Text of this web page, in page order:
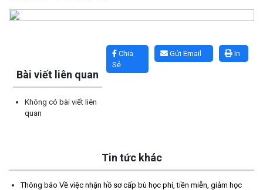
In
Gửi Email
Chia
Sẻ
Bài viết liên quan
Không có bài viết liên
quan
Tin tức khác
Thông báo Về việc nhận hồ sơ cấp bù học phí, tiền miễn, giảm học